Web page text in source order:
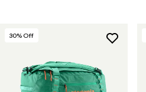
30% Off